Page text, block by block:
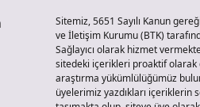
Sitemiz, 5651 Sayılı Kanun
ve İletişim Kurumu (BTK)
Sağlayıcı olarak hizmet
sitedeki içerikleri proaktif olarak
araştırma yükümlülüğümüz
üyelerimiz yazdıkları içeriklerin